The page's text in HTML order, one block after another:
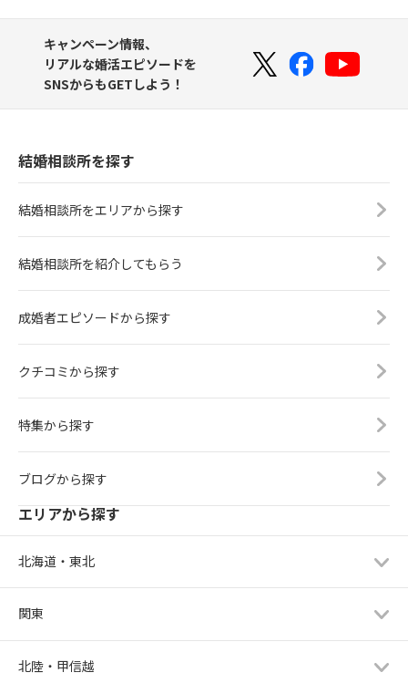
キャンペーン情報、
リアルな婚活エピソードを
SNSからもGETしよう！
結婚相談所を探す
結婚相談所をエリアから探す
結婚相談所を紹介してもらう
成婚者エピソードから探す
クチコミから探す
特集から探す
ブログから探す
エリアから探す
北海道・東北
関東
北陸・甲信越